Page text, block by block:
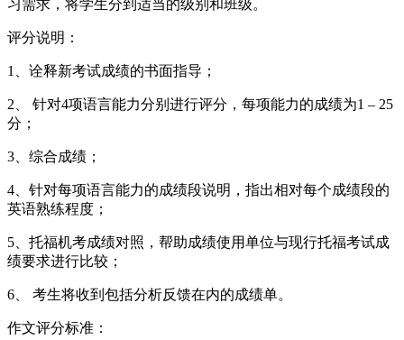
习需求，将学生分到适当的级别和班级。
评分说明：
1、诠释新考试成绩的书面指导；
2、 针对4项语言能力分别进行评分，每项能力的成绩为1 – 25
分；
3、综合成绩；
4、针对每项语言能力的成绩段说明，指出相对每个成绩段的
英语熟练程度；
5、托福机考成绩对照，帮助成绩使用单位与现行托福考试成
绩要求进行比较；
6、 考生将收到包括分析反馈在内的成绩单。
作文评分标准：